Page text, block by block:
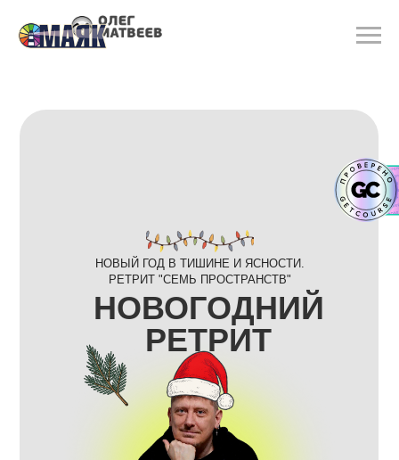
НОВОГОДНИЙ
РЕТРИТ
НОВЫЙ ГОД В ТИШИНЕ И ЯСНОСТИ.
РЕТРИТ "СЕМЬ ПРОСТРАНСТВ"